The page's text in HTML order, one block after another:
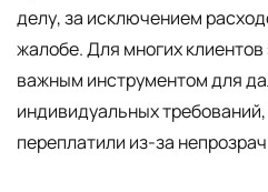
делу, за исключением
жалобе. Для многих
важным инструментом для
индивидуальных
переплатили из-за